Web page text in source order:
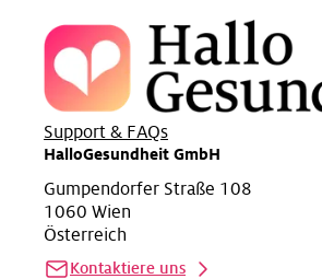
Support & FAQs
HalloGesundheit GmbH
Gumpendorfer Straße 108
1060 Wien
Österreich
Kontaktiere uns